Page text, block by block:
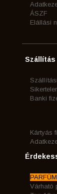
ÁSZF
Elállási
Banki
Kártyás
Várható